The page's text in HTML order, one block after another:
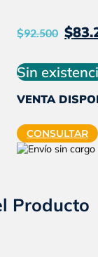
$92.500 El
$
Sin
VENTA
CONSULTAR
Producto